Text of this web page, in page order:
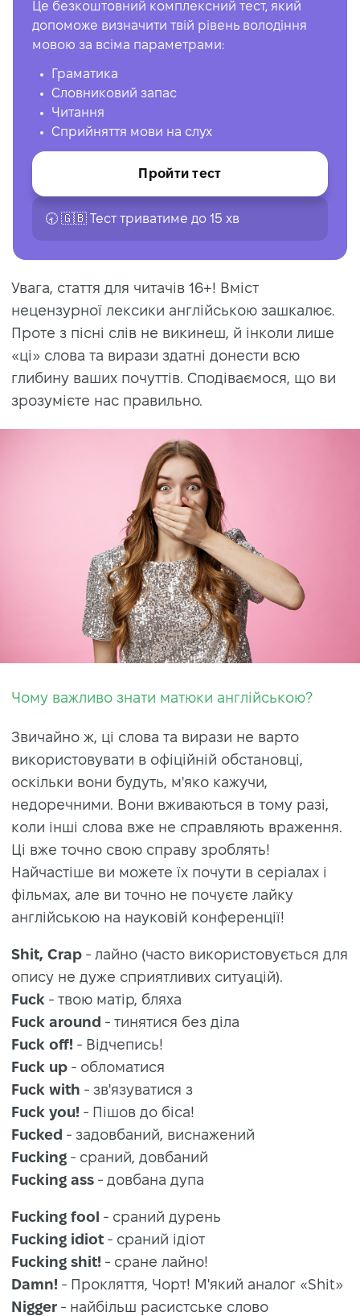
Це безкоштовний комплексний тест, який
допоможе визначити твій рівень володіння
мовою за всіма параметрами:
Граматика
Словниковий запас
Читання
Сприйняття мови на слух
Пройти тест
🕣 🇬🇧 Тест триватиме до 15 хв
Увага, стаття для читачів 16+! Вміст
нецензурної лексики англійською зашкалює.
Проте з пісні слів не викинеш, й інколи лише
«ці» слова та вирази здатні донести всю
глибину ваших почуттів. Сподіваємося, що ви
зрозумієте нас правильно.
Чому важливо знати матюки англійською?
Звичайно ж, ці слова та вирази не варто
використовувати в офіційній обстановці,
оскільки вони будуть, м'яко кажучи,
недоречними. Вони вживаються в тому разі,
коли інші слова вже не справляють враження.
Ці вже точно свою справу зроблять!
Найчастіше ви можете їх почути в серіалах і
фільмах, але ви точно не почуєте лайку
англійською на науковій конференції!
Shit, Crap - лайно (часто використовується для
опису не дуже сприятливих ситуацій).
Fuck - твою матір, бляха
Fuck around - тинятися без діла
Fuck off! - Відчепись!
Fuck up - обломатися
Fuck with - зв'язуватися з
Fuck you! - Пішов до біса!
Fucked - задовбаний, виснажений
Fucking - сраний, довбаний
Fucking ass - довбана дупа
Fucking fool - сраний дурень
Fucking idiot - сраний ідіот
Fucking shit! - сране лайно!
Damn! - Прокляття, Чорт! М'який аналог «Shit»
Nigger - найбільш расистське слово